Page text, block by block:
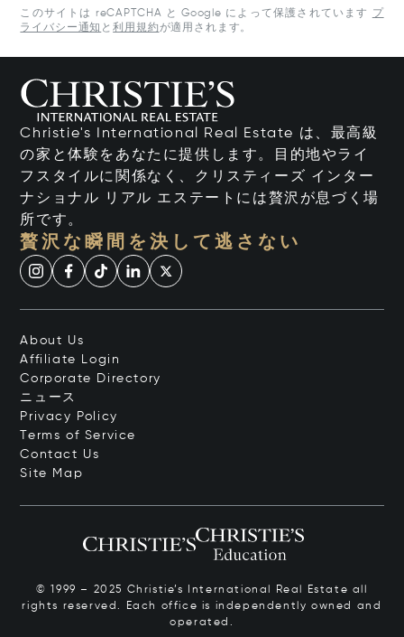
このサイトは reCAPTCHA と Google によって保護されています
プ
ライバシー通知 と利用規約が適用されます。
Christie's International Real Estate は、最高級
の家と体験をあなたに提供します。目的地やライ
フスタイルに関係なく、クリスティーズ インター
ナショナル リアル エステートには贅沢が息づく場
所です。
贅沢な瞬間を決して逃さない
About Us
Affiliate Login
Corporate Directory
ニュース
Privacy Policy
Terms of Service
Contact Us
Site Map
© 1999 – 2025 Christie’s International Real Estate all
rights reserved. Each office is independently owned and
operated.